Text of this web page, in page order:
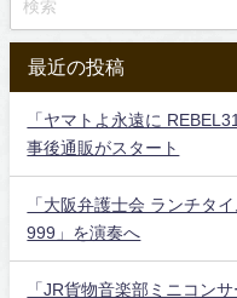
最近の投稿
「ヤマトよ永遠に
事後通販がスタート
「大阪弁護士会 ランチタ
999」を演奏へ
「JR貨物音楽部ミニコン